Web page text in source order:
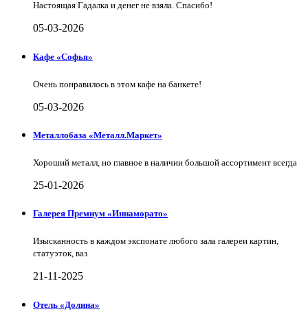
Настоящая Гадалка и денег не взяла. Спасибо!
05-03-2026
Кафе «Софья»
Очень понравилось в этом кафе на банкете!
05-03-2026
Металлобаза «Металл.Маркет»
Хороший металл, но главное в наличии большой ассортимент всегда
25-01-2026
Галерея Премиум «Иннаморато»
Изысканность в каждом экспонате любого зала галереи картин,
статуэток, ваз
21-11-2025
Отель «Долина»